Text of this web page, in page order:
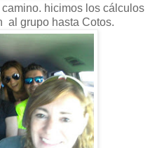
hicimos los cálculos
al grupo hasta Cotos.